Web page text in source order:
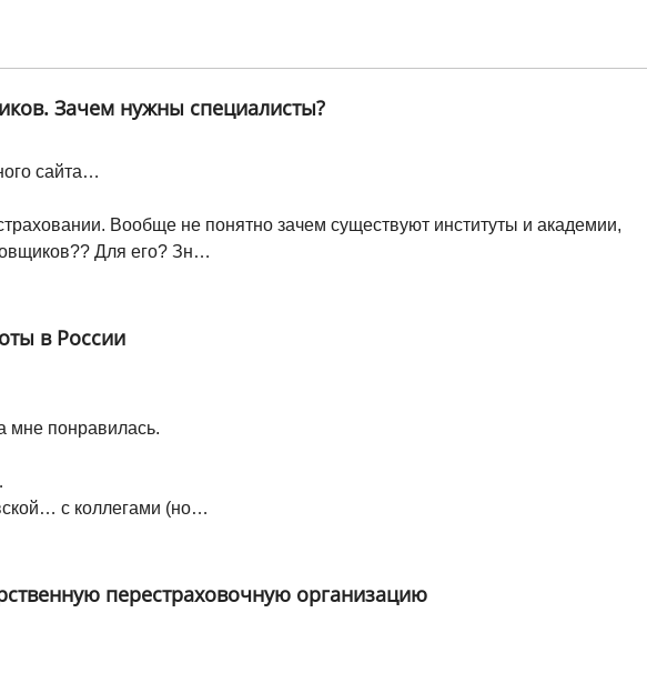
Зачем нужны специалисты?
сайта…
Вообще не понятно зачем существуют институты и академии,
Для его? Зн…
в России
мне понравилась.
с коллегами (но…
перестраховочную организацию